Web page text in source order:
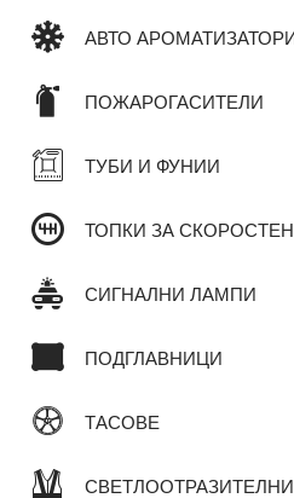
АВТО
ПОЖАРОГАСИТЕЛИ
ТУБИ И ФУНИИ
ТОПКИ ЗА
СИГНАЛНИ ЛАМПИ
ПОДГЛАВНИЦИ
ТАСОВЕ